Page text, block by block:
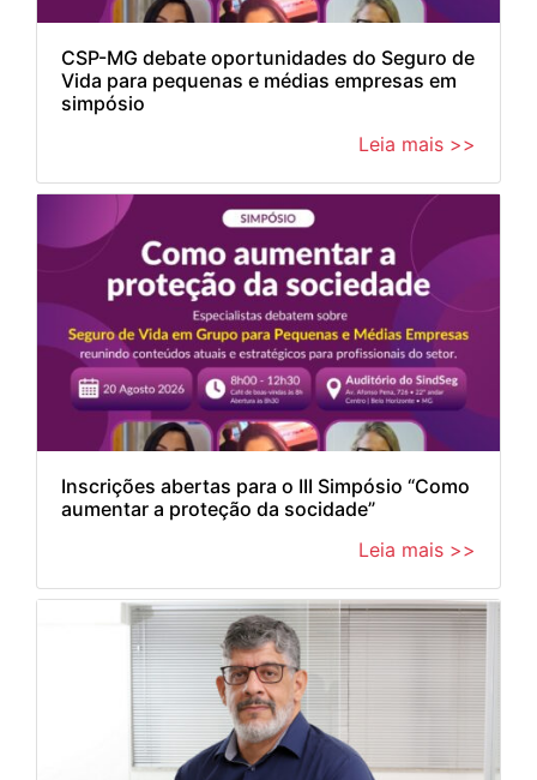
CSP-MG debate oportunidades do Seguro de
Vida para pequenas e médias empresas em
simpósio
Leia mais >>
Inscrições abertas para o III Simpósio “Como
aumentar a proteção da socidade”
Leia mais >>